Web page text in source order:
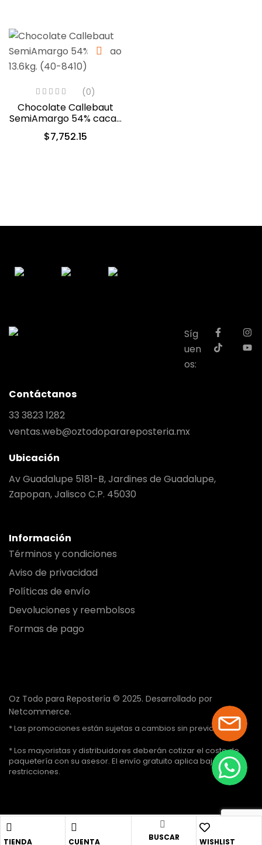
(0)
Chocolate Callebaut
SemiAmargo 54% cacao
13.6kg. (40-8410)
$7,752.15
TIENDA CUENTA BUSCAR WISHLIST
Síg
uen
os:
Contáctanos
33 3823 1282
ventas.web@oztodoparareposteria.mx
Ubicación
Av Guadalupe 5181-B, Jardines de Guadalupe,
Zapopan, Jalisco C.P. 45030
Información
Términos y condiciones
Aviso de privacidad
Políticas de envío
Devoluciones y reembolsos
Formas de pago
Oz Todo para Repostería © 2025. Desarrollado por
Netcommerce.
* Las promociones están sujetas a cambios sin previo aviso.
* Los mayoristas y distribuidores deberán cotizar el costo de
paquetería con su asesor. El envío gratuito aplica bajo ciertas
restricciones.